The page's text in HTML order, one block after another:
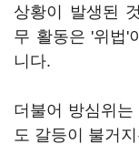
상황이 발생된
무 활동은 '위법'
니다.
더불어 방심위
도 갈등이 불거